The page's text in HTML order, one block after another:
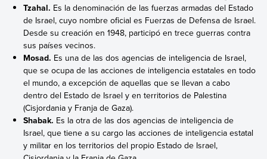
Tzahal. Es la denominación de las fuerzas armadas del Estado
de Israel, cuyo nombre oficial es Fuerzas de Defensa de Israel.
Desde su creación en 1948, participó en trece guerras contra
sus países vecinos.
Mosad. Es una de las dos agencias de inteligencia de Israel,
que se ocupa de las acciones de inteligencia estatales en todo
el mundo, a excepción de aquellas que se llevan a cabo
dentro del Estado de Israel y en territorios de Palestina
(Cisjordania y Franja de Gaza).
Shabak. Es la otra de las dos agencias de inteligencia de
Israel, que tiene a su cargo las acciones de inteligencia estatal
y militar en los territorios del propio Estado de Israel,